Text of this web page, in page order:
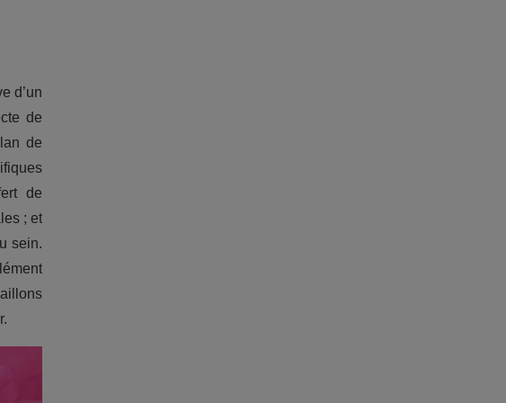
d’un
de
de
de
; et
sein.